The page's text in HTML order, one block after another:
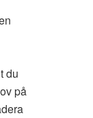
du
på